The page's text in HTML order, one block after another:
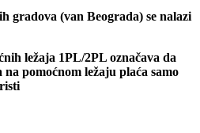
gradova (van Beograda) se nalazi
ležaja 1PL/2PL označava da
pomoćnom ležaju plaća samo